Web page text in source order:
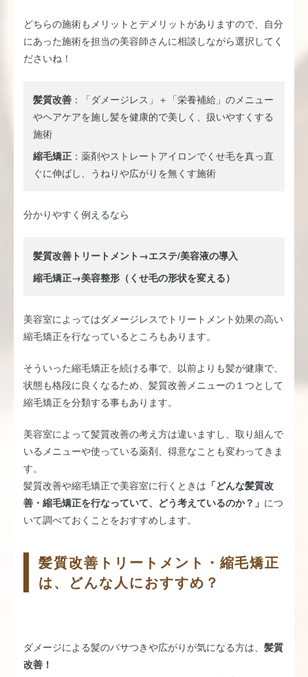
どちらの施術もメリットとデメリットがありますので、自分
にあった施術を担当の美容師さんに相談しながら選択してく
ださいね！
髪質改善 ：「ダメージレス」＋「栄養補給」のメニュー
やヘアケアを施し髪を健康的で美しく、扱いやすくする
施術
縮毛矯正 ：薬剤やストレートアイロンでくせ毛を真っ直
ぐに伸ばし、うねりや広がりを無くす施術
分かりやすく例えるなら
髪質改善トリートメント→エステ/美容液の導入
縮毛矯正→美容整形（くせ毛の形状を変える）
美容室によってはダメージレスでトリートメント効果の高い
縮毛矯正を行なっているところもあります。
そういった縮毛矯正を続ける事で、以前よりも髪が健康で、
状態も格段に良くなるため、髪質改善メニューの１つとして
縮毛矯正を分類する事もあります。
美容室によって髪質改善の考え方は違いますし、取り組んで
いるメニューや使っている薬剤、得意なことも変わってきま
す。
髪質改善や縮毛矯正で美容室に行くときは 「どんな髪質改
善・縮毛矯正を行なっていて、どう考えているのか？」 につ
いて調べておくことをおすすめします。
髪質改善トリートメント・縮毛矯正
は、どんな人におすすめ？
ダメージによる髪のパサつきや広がりが気になる方は、 髪質
改善！